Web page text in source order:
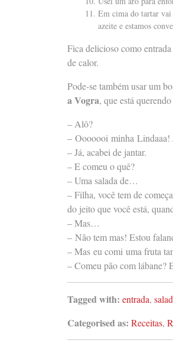
Em cima do tartar vai
azeite e estamos
Fica delicioso como
de calor.
Pode-se também usar um
a Vogra, que está
– Alô?
– Ooooooi minha Lindaaa!
– Já, acabei de jantar.
– E comeu o quê?
– Uma salada de…
– Filha, você tem de
do jeito que você está,
– Mas…
– Não tem mas! Estou
– Mas eu comi uma fruta
– Comeu pão com lábane?
Tagged with: entrada,
Categorised as: Receitas,